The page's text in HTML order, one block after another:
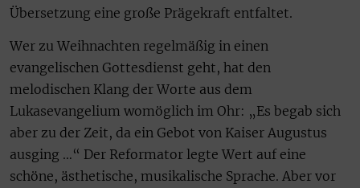
Übersetzung eine große Prägekraft entfaltet.
Wer zu Weihnachten regelmäßig in einen
evangelischen Gottesdienst geht, hat den
melodischen Klang der Worte aus dem
Lukasevangelium womöglich im Ohr: „Es begab sich
aber zu der Zeit, da ein Gebot von Kaiser Augustus
ausging …“ Der Reformator legte Wert auf eine
schöne, ästhetische, musikalische Sprache. Aber vor